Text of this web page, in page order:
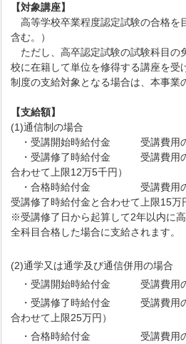
【対象講座】
高等学校卒業程度認定試験の合格を
含む。）
ただし、高卒認定試験の試験科目の
校に在籍して単位を修得する講座を受
制度の支給対象となる場合は、本事業
【支給額】
(1)通信制の場合
・受講開始時給付金 受講費用の4
・受講修了時給付金 受講費用の
合わせて上限12万5千円）
・合格時給付金 受講費用の1
受講修了時給付金と合わせて上限15万
算して2年以内に高等学校
全科目合格した場合に支給されます。
(2)通学又は通学及び通信併用の場合
・受講開始時給付金 受講費用の4
・受講修了時給付金 受講費用の
合わせて上限25万円）
・合格時給付金 受講費用の1